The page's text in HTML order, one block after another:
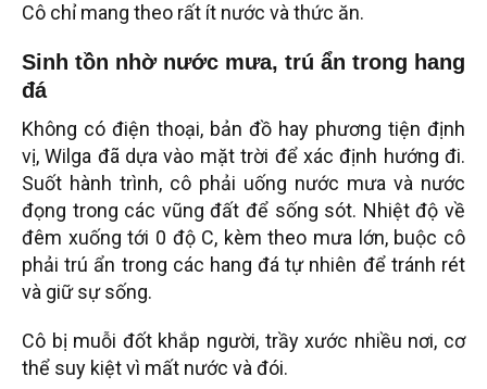
Cô chỉ mang theo rất ít nước và thức ăn.
Sinh tồn nhờ nước mưa, trú ẩn trong hang
đá
Không có điện thoại, bản đồ hay phương tiện định
vị, Wilga đã dựa vào mặt trời để xác định hướng đi.
Suốt hành trình, cô phải uống nước mưa và nước
đọng trong các vũng đất để sống sót. Nhiệt độ về
đêm xuống tới 0 độ C, kèm theo mưa lớn, buộc cô
phải trú ẩn trong các hang đá tự nhiên để tránh rét
và giữ sự sống.
Cô bị muỗi đốt khắp người, trầy xước nhiều nơi, cơ
thể suy kiệt vì mất nước và đói.